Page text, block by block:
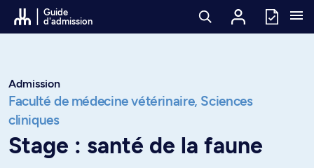
Passer au contenu
Guide
d'admission
Admission
Faculté de médecine vétérinaire, Sciences
cliniques
Stage : santé de la faune